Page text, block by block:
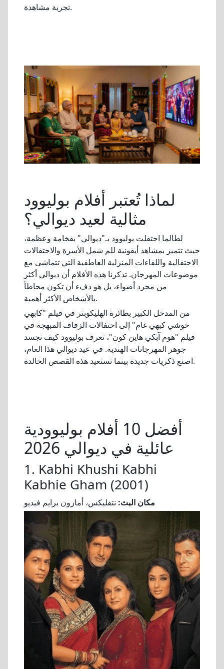
تجربة مشاهدة.
لماذا تُعتبر أفلام بوليوود
مثالية لعيد ديوالي؟
لطالما احتفلت بوليوود بـ"ديوالي" بفخامة وعظمة،
حيث تتميز بمشاهد أيقونية للم شمل الأسرة والاحتفالات
الاحتفالية واللقاءات المنزلية العاطفية التي تتماشى مع
موضوعات المهرجان. تذكرنا هذه الأفلام أن ديوالي أكثر
من مجرد أضواء، بل هو دفء أن تكون محاطاً
بالأشخاص الأكثر أهمية.
من المدخل الكبير بطائرة الهليكوبتر في فيلم "كابهي
خوشي كبهي غام" إلى احتفالات الزفاف المبهجة في
فيلم "هوم آبكي هاين كون"، تعرف بوليوود كيف تجسد
جوهر المهرجانات الهندية. في عيد ديوالي هذا العام،
اصنع ذكريات جديدة بينما تستعيد هذه القصص الخالدة.
أفضل 10 أفلام بوليوودية
عائلية في ديوالي 2026
1. Kabhi Khushi Kabhi
Kabhie Gham (2001)
مكان البث: نتفليكس، أمازون برايم فيديو